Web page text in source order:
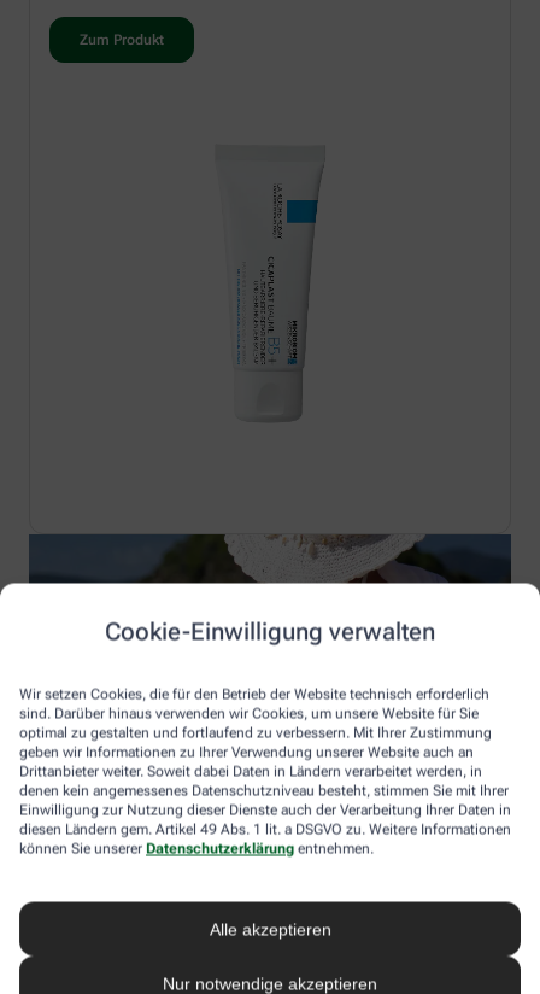
Cookie-Einwilligung verwalten
Wir setzen Cookies, die für den Betrieb der Website technisch erforderlich
sind. Darüber hinaus verwenden wir Cookies, um unsere Website für Sie
optimal zu gestalten und fortlaufend zu verbessern. Mit Ihrer Zustimmung
geben wir Informationen zu Ihrer Verwendung unserer Website auch an
Drittanbieter weiter. Soweit dabei Daten in Ländern verarbeitet werden, in
denen kein angemessenes Datenschutzniveau besteht, stimmen Sie mit Ihrer
Einwilligung zur Nutzung dieser Dienste auch der Verarbeitung Ihrer Daten in
diesen Ländern gem. Artikel 49 Abs. 1 lit. a DSGVO zu. Weitere Informationen
können Sie unserer Datenschutzerklärung entnehmen.
Alle akzeptieren
Nur notwendige akzeptieren
Zum Produkt